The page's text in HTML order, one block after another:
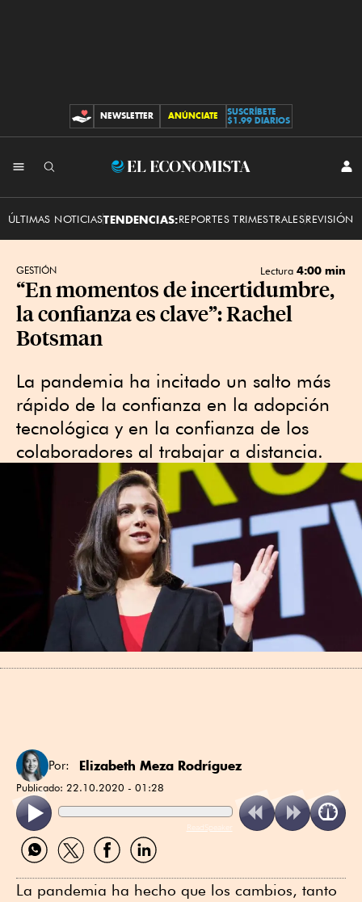
CONTRIBUCIONES
NEWSLETTER ANÚNCIATE
SUSCRÍBETE
$1.99 DIARIOS
El
ÚLTIMAS NOTICIASTENDENCIAS:REPORTES TRIMESTRALESREVISIÓN
GESTIÓN Lectura 4:00 min
“En momentos de incertidumbre,
la confianza es clave”: Rachel
Botsman
La pandemia ha incitado un salto más
rápido de la confianza en la adopción
tecnológica y en la confianza de los
colaboradores al trabajar a distancia.
Por: Elizabeth Meza Rodríguez
Publicado: 22.10.2020 - 01:28
ReadSpeaker
Compartir
por
Compartir
por
Compartir
por
Compartir
por
La pandemia ha hecho que los cambios, tanto